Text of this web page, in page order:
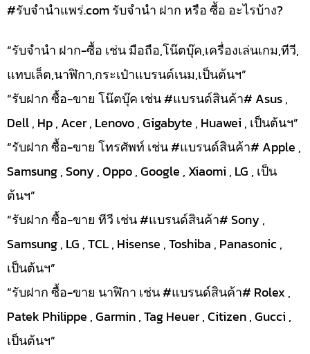
#รับจํานําแพร่.com รับจำนำ ฝาก หรือ ซื้อ อะไรบ้าง?
“รับจำนำ ฝาก-ซื้อ เช่น มือถือ,โน๊ตบุ๊ค,เครื่องเล่นเกม,ทีวี,
แทบเล็ต,นาฬิกา,กระเป๋าแบรนด์เนม,เป็นต้นฯ”
“รับฝาก ซื้อ-ขาย โน๊ตบุ๊ค เช่น #แบรนด์สินค้า# Asus ,
Dell , Hp , Acer , Lenovo , Gigabyte , Huawei , เป็นต้นฯ”
“รับฝาก ซื้อ-ขาย โทรศัพท์ เช่น #แบรนด์สินค้า# Apple ,
Samsung , Sony , Oppo , Google , Xiaomi , LG , เป็น
ต้นฯ”
“รับฝาก ซื้อ-ขาย ทีวี เช่น #แบรนด์สินค้า# Sony ,
Samsung , LG , TCL , Hisense , Toshiba , Panasonic ,
เป็นต้นฯ”
“รับฝาก ซื้อ-ขาย นาฬิกา เช่น #แบรนด์สินค้า# Rolex ,
Patek Philippe , Garmin , Tag Heuer , Citizen , Gucci ,
เป็นต้นฯ”